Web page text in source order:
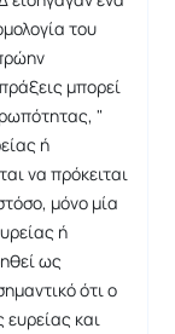
του
μπορεί
"
ή
να πρόκειται
μόνο μία
ή
ως
ότι ο
και